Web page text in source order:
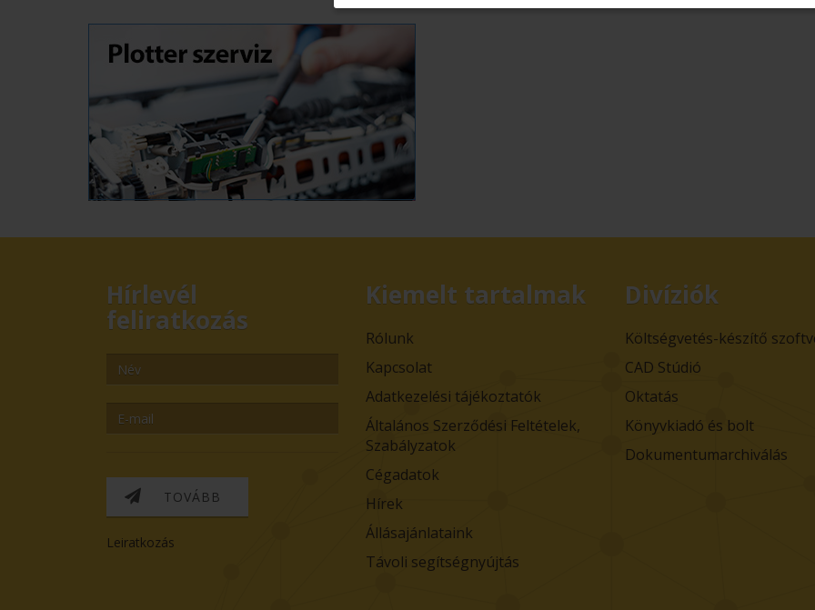
Hírlevél
feliratkozás
TOVÁBB
Leiratkozás
Kiemelt tartalmak
Rólunk
Kapcsolat
Adatkezelési tájékoztatók
Általános Szerződési Feltételek,
Szabályzatok
Cégadatok
Hírek
Állásajánlataink
Távoli segítségnyújtás
Divíziók
Költségvetés-készítő
CAD Stúdió
Oktatás
Könyvkiadó és bolt
Dokumentumarchiválás